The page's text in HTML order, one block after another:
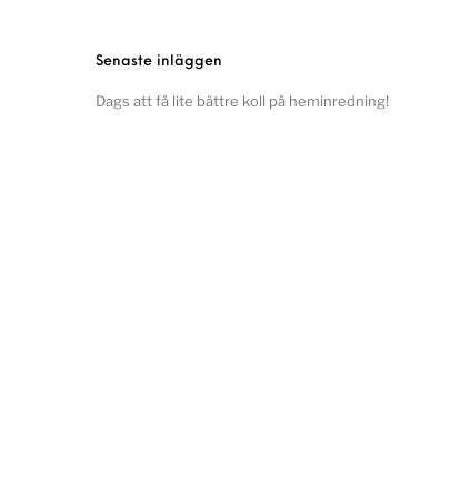
Senaste inläggen
Dags att få lite bättre koll på heminredning!